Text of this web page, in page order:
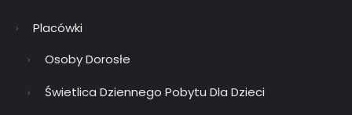
Placówki
Osoby Dorosłe
Świetlica Dziennego Pobytu Dla Dzieci